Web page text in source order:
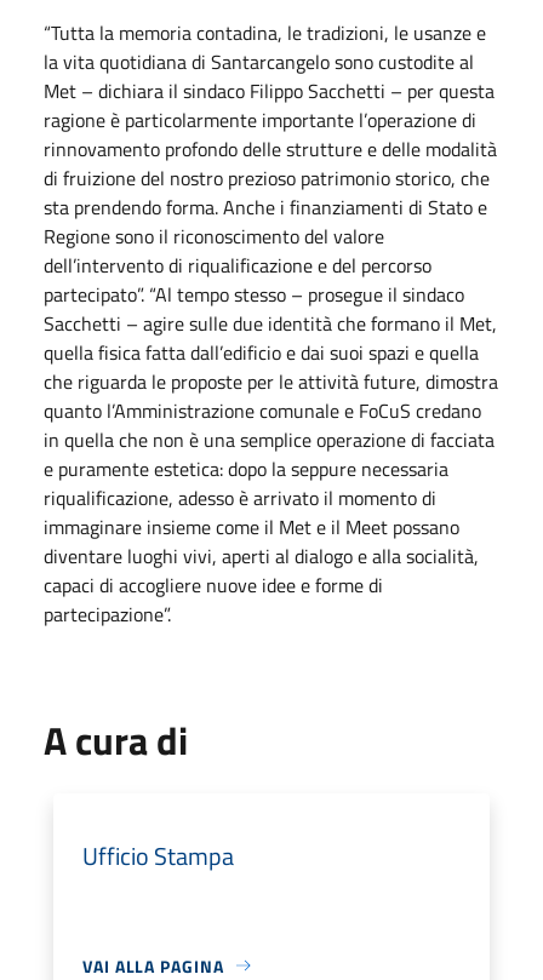
“Tutta la memoria contadina, le tradizioni, le usanze e
la vita quotidiana di Santarcangelo sono custodite al
Met – dichiara il sindaco Filippo Sacchetti – per questa
ragione è particolarmente importante l’operazione di
rinnovamento profondo delle strutture e delle modalità
di fruizione del nostro prezioso patrimonio storico, che
sta prendendo forma. Anche i finanziamenti di Stato e
Regione sono il riconoscimento del valore
dell’intervento di riqualificazione e del percorso
partecipato”. “Al tempo stesso – prosegue il sindaco
Sacchetti – agire sulle due identità che formano il Met,
quella fisica fatta dall’edificio e dai suoi spazi e quella
che riguarda le proposte per le attività future, dimostra
quanto l’Amministrazione comunale e FoCuS credano
in quella che non è una semplice operazione di facciata
e puramente estetica: dopo la seppure necessaria
riqualificazione, adesso è arrivato il momento di
immaginare insieme come il Met e il Meet possano
diventare luoghi vivi, aperti al dialogo e alla socialità,
capaci di accogliere nuove idee e forme di
partecipazione”.
A cura di
Ufficio Stampa
VAI ALLA PAGINA